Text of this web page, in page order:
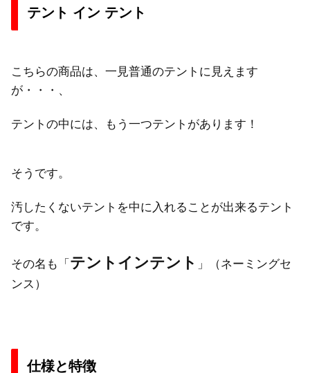
テント イン テント
こちらの商品は、一見普通のテントに見えます
が・・・、
テントの中には、もう一つテントがあります！
そうです。
汚したくないテントを中に入れることが出来るテント
です。
その名も「 テントインテント 」（ネーミングセ
ンス）
仕様と特徴